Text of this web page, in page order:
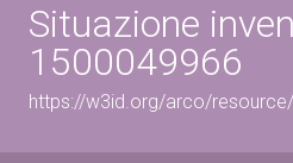
Situazione
1500049966
https://w3id.org/arco/